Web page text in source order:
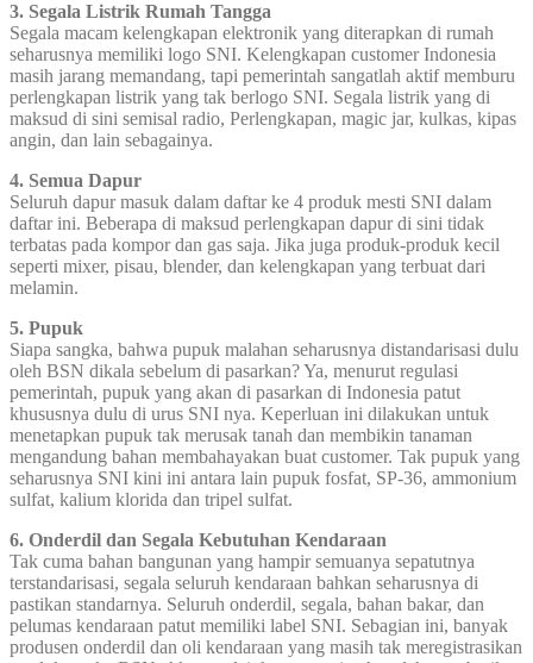
3. Segala Listrik Rumah Tangga
Segala macam kelengkapan elektronik yang diterapkan di rumah
seharusnya memiliki logo SNI. Kelengkapan customer Indonesia
masih jarang memandang, tapi pemerintah sangatlah aktif memburu
perlengkapan listrik yang tak berlogo SNI. Segala listrik yang di
maksud di sini semisal radio, Perlengkapan, magic jar, kulkas, kipas
angin, dan lain sebagainya.
4. Semua Dapur
Seluruh dapur masuk dalam daftar ke 4 produk mesti SNI dalam
daftar ini. Beberapa di maksud perlengkapan dapur di sini tidak
terbatas pada kompor dan gas saja. Jika juga produk-produk kecil
seperti mixer, pisau, blender, dan kelengkapan yang terbuat dari
melamin.
5. Pupuk
Siapa sangka, bahwa pupuk malahan seharusnya distandarisasi dulu
oleh BSN dikala sebelum di pasarkan? Ya, menurut regulasi
pemerintah, pupuk yang akan di pasarkan di Indonesia patut
khususnya dulu di urus SNI nya. Keperluan ini dilakukan untuk
menetapkan pupuk tak merusak tanah dan membikin tanaman
mengandung bahan membahayakan buat customer. Tak pupuk yang
seharusnya SNI kini ini antara lain pupuk fosfat, SP-36, ammonium
sulfat, kalium klorida dan tripel sulfat.
6. Onderdil dan Segala Kebutuhan Kendaraan
Tak cuma bahan bangunan yang hampir semuanya sepatutnya
terstandarisasi, segala seluruh kendaraan bahkan seharusnya di
pastikan standarnya. Seluruh onderdil, segala, bahan bakar, dan
pelumas kendaraan patut memiliki label SNI. Sebagian ini, banyak
produsen onderdil dan oli kendaraan yang masih tak meregistrasikan